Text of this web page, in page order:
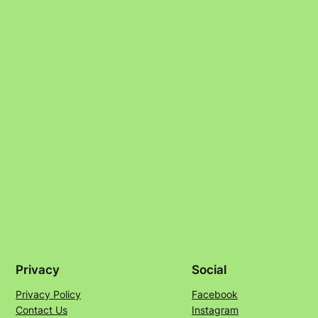
Privacy
Privacy Policy
Contact Us
Social
Facebook
Instagram